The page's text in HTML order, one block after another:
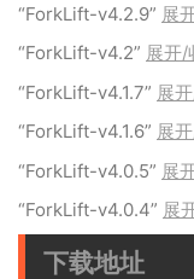
“ForkLift-v4.2.9” 展
“ForkLift-v4.2” 展开/
“ForkLift-v4.1.7” 展
“ForkLift-v4.1.6” 展
“ForkLift-v4.0.5” 展
“ForkLift-v4.0.4” 展
下载地址